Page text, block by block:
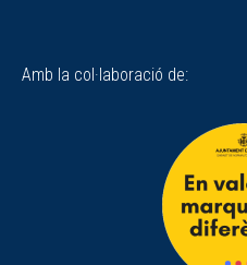
Amb la col·laboració de: